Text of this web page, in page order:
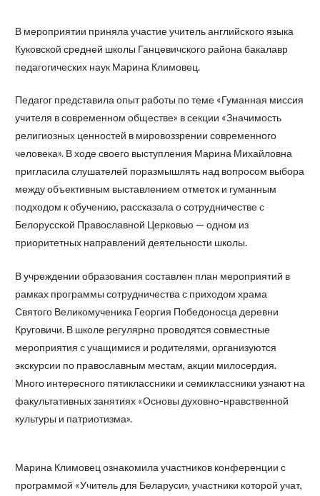
В мероприятии приняла участие учитель английского языка
Куковской средней школы Ганцевичского района бакалавр
педагогических наук Марина Климовец.
Педагог представила опыт работы по теме «Гуманная миссия
учителя в современном обществе» в секции «Значимость
религиозных ценностей в мировоззрении современного
человека». В ходе своего выступления Марина Михайловна
пригласила слушателей поразмышлять над вопросом выбора
между объективным выставлением отметок и гуманным
подходом к обучению, рассказала о сотрудничестве с
Белорусской Православной Церковью — одном из
приоритетных направлений деятельности школы.
В учреждении образования составлен план мероприятий в
рамках программы сотрудничества с приходом храма
Святого Великомученика Георгия Победоносца деревни
Круговичи. В школе регулярно проводятся совместные
мероприятия с учащимися и родителями, организуются
экскурсии по православным местам, акции милосердия.
Много интересного пятиклассники и семиклассники узнают на
факультативных занятиях «Основы духовно-нравственной
культуры и патриотизма».
Марина Климовец ознакомила участников конференции с
программой «Учитель для Беларуси», участники которой учат,